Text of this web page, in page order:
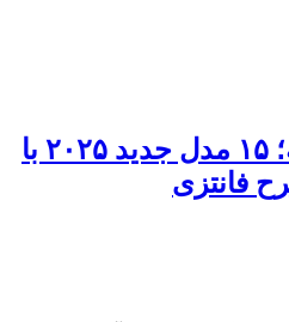
لباس بافتنی بچه گانه؛ ۱۵ مدل جدید ۲۰۲۵ با
فانتزی